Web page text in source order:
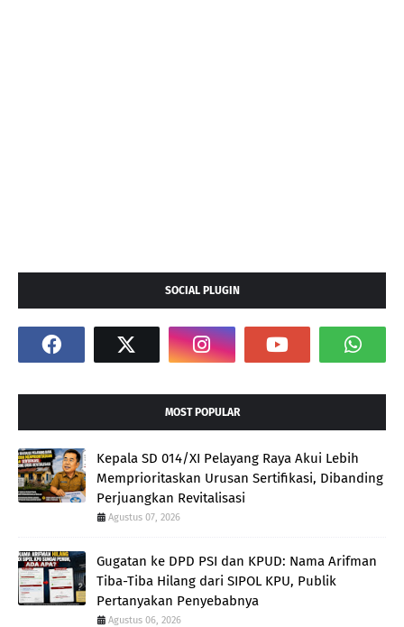
SOCIAL PLUGIN
MOST POPULAR
Kepala SD 014/XI Pelayang Raya Akui Lebih
Memprioritaskan Urusan Sertifikasi, Dibanding
Perjuangkan Revitalisasi
Agustus 07, 2026
Gugatan ke DPD PSI dan KPUD: Nama Arifman
Tiba-Tiba Hilang dari SIPOL KPU, Publik
Pertanyakan Penyebabnya
Agustus 06, 2026